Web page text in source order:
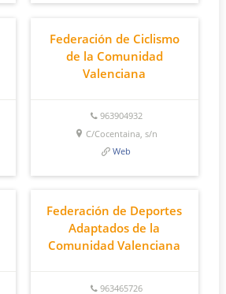
Federación de Ciclismo
de la Comunidad
Valenciana
963904932
C/Cocentaina, s/n
Web
Federación de Deportes
Adaptados de la
Comunidad Valenciana
963465726